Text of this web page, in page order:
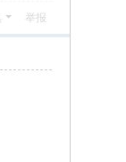
举报